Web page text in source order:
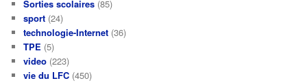
Sorties scolaires (85)
sport (24)
technologie-Internet (36)
TPE (5)
video (223)
vie du LFC (450)